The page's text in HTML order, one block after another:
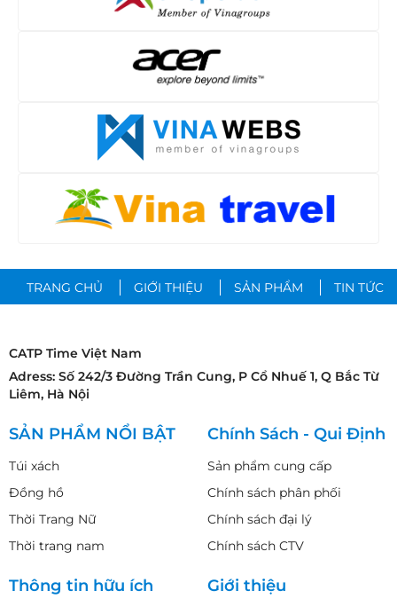
TRANG CHỦ GIỚI THIỆU SẢN PHẨM TIN TỨC
CATP Time Việt Nam
Adress: Số 242/3 Đường Trần Cung, P Cổ Nhuế 1, Q Bắc Từ
Liêm, Hà Nội
SẢN PHẨM NỔI BẬT
Túi xách
Đồng hồ
Thời Trang Nữ
Thời trang nam
Chính Sách - Qui Định
Sản phẩm cung cấp
Chính sách phân phối
Chính sách đại lý
Chính sách CTV
Thông tin hữu ích Giới thiệu